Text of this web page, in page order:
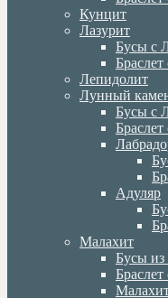
Кунцит
Лазурит
Бусы с
Лепидолит
Лунный
Бусы с
Адуляр
Малахит
Бусы из